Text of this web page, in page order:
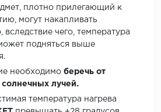
плотно прилегающий к
могут накапливать
чего, температура
подняться выше
необходимо беречь от
лучей.
температура нагрева